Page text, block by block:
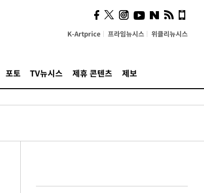
K-Artprice 프라임뉴시스 위클리뉴시스
포토 TV뉴시스 제휴 콘텐츠 제보
시, 스마트폰 액세서리에
NFC 더했다